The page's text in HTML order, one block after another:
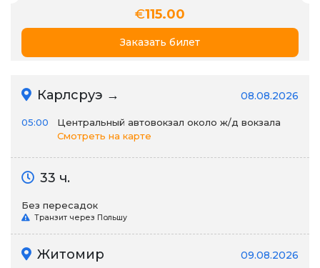
€115.00
Заказать билет
Карлсруэ → 08.08.2026
05:00
Центральный автовокзал около ж/д вокзала
Смотреть на карте
33 ч.
Без пересадок
Транзит через Польшу
Житомир 09.08.2026